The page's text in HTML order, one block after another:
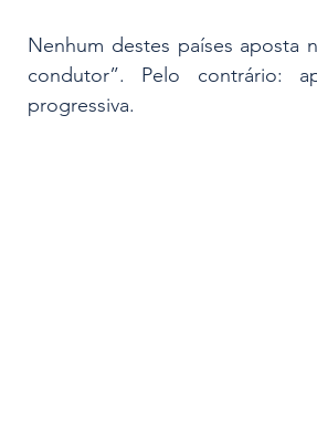
Nenhum destes países aposta
condutor”. Pelo contrário:
progressiva.